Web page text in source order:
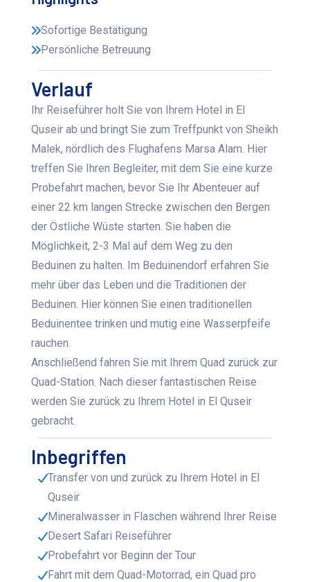
Sofortige Bestätigung
Persönliche Betreuung
Verlauf
Ihr Reiseführer holt Sie von Ihrem Hotel in El
Quseir ab und bringt Sie zum Treffpunkt von Sheikh
Malek, nördlich des Flughafens Marsa Alam. Hier
treffen Sie Ihren Begleiter, mit dem Sie eine kurze
Probefahrt machen, bevor Sie Ihr Abenteuer auf
einer 22 km langen Strecke zwischen den Bergen
der Östliche Wüste starten. Sie haben die
Möglichkeit, 2-3 Mal auf dem Weg zu den
Beduinen zu halten. Im Beduinendorf erfahren Sie
mehr über das Leben und die Traditionen der
Beduinen. Hier können Sie einen traditionellen
Beduinentee trinken und mutig eine Wasserpfeife
rauchen.
Anschließend fahren Sie mit Ihrem Quad zurück zur
Quad-Station. Nach dieser fantastischen Reise
werden Sie zurück zu Ihrem Hotel in El Quseir
gebracht.
Inbegriffen
Transfer von und zurück zu Ihrem Hotel in El
Quseir
Mineralwasser in Flaschen während Ihrer Reise
Desert Safari Reiseführer
Probefahrt vor Beginn der Tour
Fahrt mit dem Quad-Motorrad, ein Quad pro